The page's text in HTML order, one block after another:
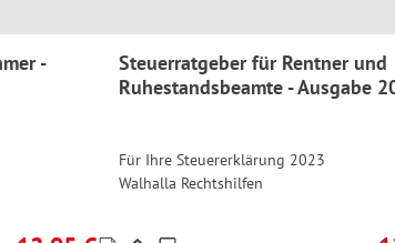
-
Steuerratgeber für Rentner und
Ruhestandsbeamte - Ausgabe
Für Ihre Steuererklärung 2023
Walhalla Rechtshilfen